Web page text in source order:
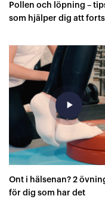
Pollen och löpning –
som hjälper dig att
play_arrow
Ont i hälsenan? 2
för dig som har det